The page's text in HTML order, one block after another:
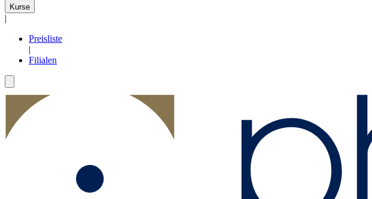
Kurse
|
Preisliste
|
Filialen